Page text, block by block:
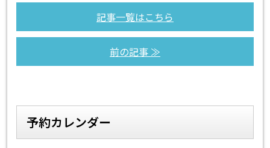
記事一覧はこちら
前の記事 ≫
予約カレンダー